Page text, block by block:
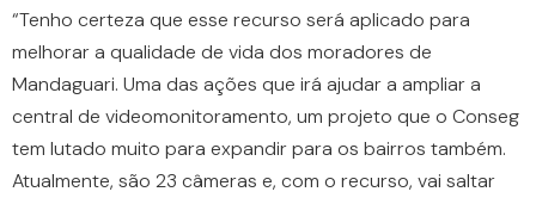
“Tenho certeza que esse recurso será aplicado para
melhorar a qualidade de vida dos moradores de
Mandaguari. Uma das ações que irá ajudar a ampliar a
central de videomonitoramento, um projeto que o Conseg
tem lutado muito para expandir para os bairros também.
Atualmente, são 23 câmeras e, com o recurso, vai saltar